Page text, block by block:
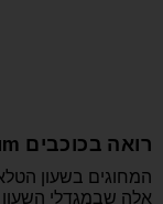
רואה בכוכבים Hermle Tellurium
אלה שבמגדלי השעון